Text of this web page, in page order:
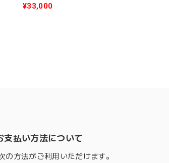
¥33,000
支払い方法について
の方法がご利用いただけます。